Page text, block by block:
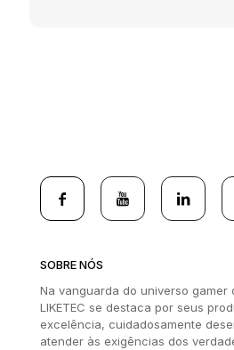
SOBRE NÓS
Na vanguarda do universo gamer
LIKETEC se destaca por seus
excelência, cuidadosamente
atender às exigências dos